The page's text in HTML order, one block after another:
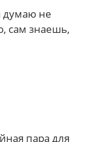
думаю не
сам знаешь,
пара для